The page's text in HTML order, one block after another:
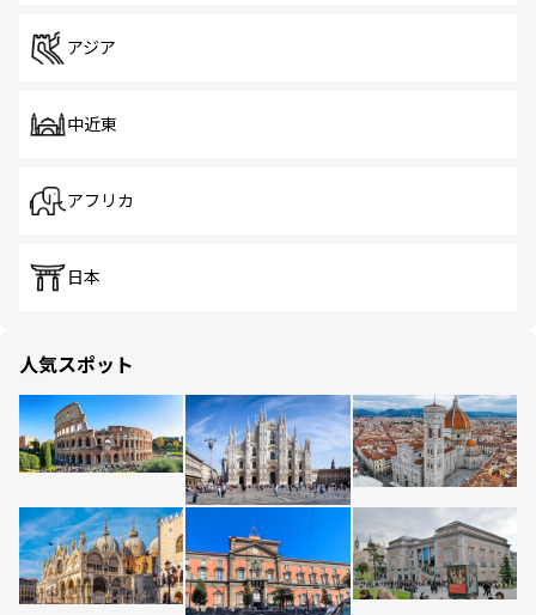
アジア
中近東
アフリカ
日本
人気スポット